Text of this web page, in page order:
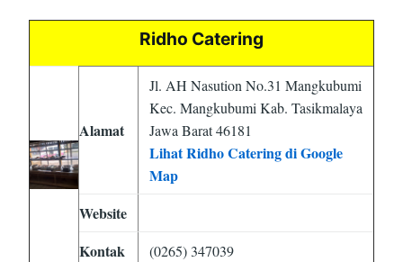
Ridho Catering
Alamat
Jl. AH Nasution No.31 Mangkubumi
Kec. Mangkubumi Kab. Tasikmalaya
Jawa Barat 46181
Lihat Ridho Catering di Google
Map
Website
Kontak
(0265) 347039